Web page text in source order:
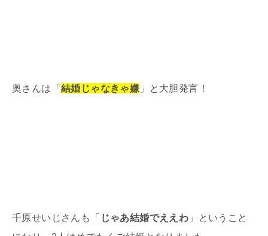
奥さんは「 結婚じゃなきゃ嫌 」と大胆発言！
千原せいじさんも「 じゃあ結婚でええわ 」ということ